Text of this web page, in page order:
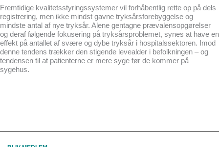
Fremtidige kvalitetsstyringssystemer vil forhåbentlig rette op på dels
registrering, men ikke mindst gavne tryksårsforebyggelse og
mindste antal af nye tryksår. Alene gentagne prævalensopgørelser
og deraf følgende fokusering på tryksårsproblemet, synes at have en
effekt på antallet af svære og dybe tryksår i hospitalssektoren. Imod
denne tendens trækker den stigende levealder i befolkningen – og
tendensen til at patienterne er mere syge før de kommer på
sygehus.